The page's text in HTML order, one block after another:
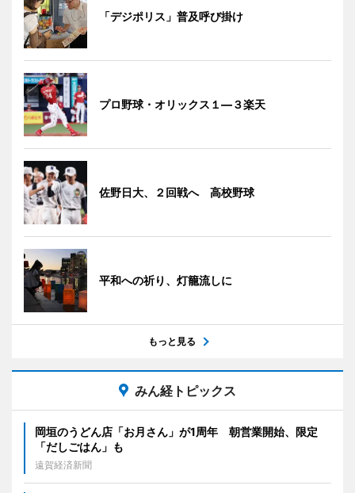
「デジポリス」普及呼び掛け
プロ野球・オリックス１―３楽天
佐野日大、２回戦へ 高校野球
平和への祈り、灯籠流しに
もっと見る
みん経トピックス
岡垣のうどん店「お月さん」が1周年 朝営業開始、限定
「だしごはん」も
遠賀経済新聞